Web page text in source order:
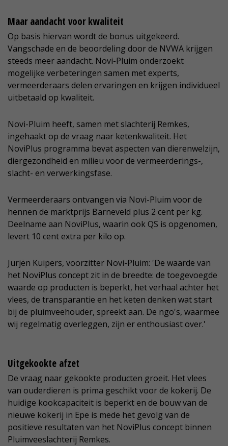
Maar aandacht voor kwaliteit
Op basis hiervan wordt de bonus uitgekeerd.
Vangschade en de beoordeling door de NVWA krijgen
steeds meer aandacht. Novi-Pluim onderzoekt
mogelijke verbeteringen samen met experts,
vermeerderaars delen ervaringen en krijgen individueel
uitbetaald op kwaliteit.
Novi-Pluim heeft, samen met slachterij Remkes,
ingehaakt op de vraag naar ketenkwaliteit. Het
NoviPlus programma bevat aspecten van dierenwelzijn,
diergezondheid en milieu voor de vermeerderings-,
slacht- en verwerkingsfase.
Vermeerderaars ontvangen via Novi-Pluim voor de
hennen de marktprijs Barneveld plus 2 cent per kg.
Deelname aan NoviPlus, waarin ook QS is opgenomen,
levert 10 cent extra per kilo op.
Jurjën Kuipers, voorzitter Novi-Pluim: 'De waarde van
het NoviPlus concept zit in de breedte: de toegevoegde
waarde op producten is beperkt, het verhaal achter het
vlees, de transparantie en het keten denken wat start
bij de pluimveehouder, spreekt aan. De ngo's, waarmee
wij regelmatig overleggen, zijn er enthousiast over.'
Uitgekookte afzet
De vraag naar gekookte producten groeit. Het vlees
van ouderdieren is prima geschikt voor de kokerij. De
huidige kookcapaciteit is beperkt en de bouw van de
nieuwe kokerij in Epe is mede het gevolg van de
positieve resultaten van het NoviPlus concept binnen
Pluimveeslachterij Remkes.